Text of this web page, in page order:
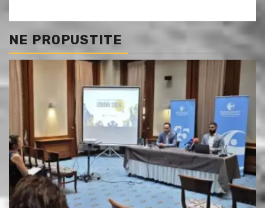
NE PROPUSTITE